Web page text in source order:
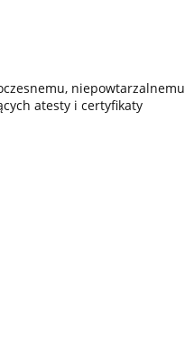
niepowtarzalnemu
atesty i certyfikaty